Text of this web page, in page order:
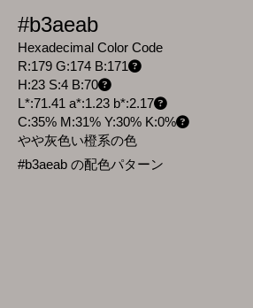
#b3aeab
Hexadecimal Color Code
R:179 G:174 B:171
H:23 S:4 B:70
L*:71.41 a*:1.23 b*:2.17
C:35% M:31% Y:30% K:0%
やや灰色い橙系の色
#b3aeab の配色パターン